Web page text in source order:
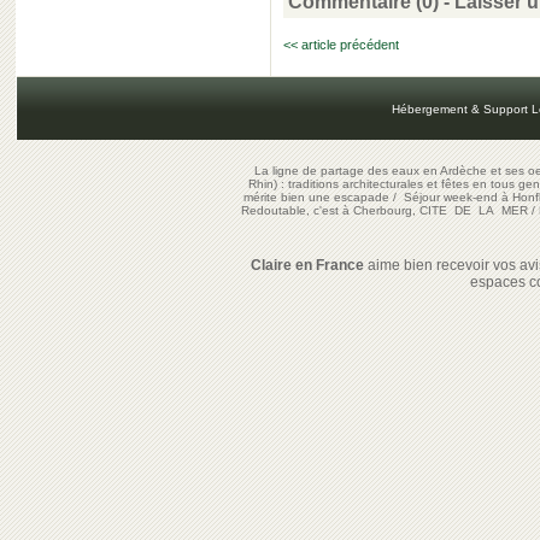
<< article précédent
Hébergement & Support
La ligne de partage des eaux en Ardèche et ses
Rhin) : traditions architecturales et fêtes en tous
mérite bien une escapade/Séjour week-end à
Redoutable, c'est à Cherbourg, CITE DE LA MER/
Claire en Franceaime bien recevoir vos
espaces